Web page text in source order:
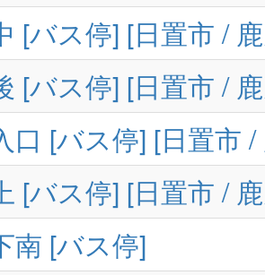
[バス停] [日置市 /
[バス停] [日置市 /
口 [バス停] [日置市
[バス停] [日置市 /
南 [バス停]